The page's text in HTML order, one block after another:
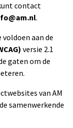
contact
.
aan de
versie 2.1
gaten om de
van AM
samenwerkende